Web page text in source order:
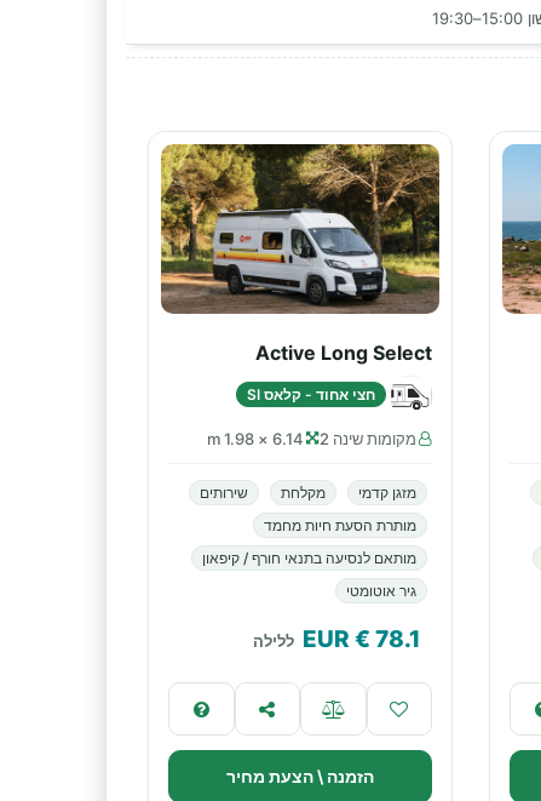
Active Long Select
חצי אחוד - קלאס SI
מקומות שינה 2 6.14 × 1.98 m
מזגן קדמי מקלחת
שירותים
מותרת הסעת חיות מחמד
מותאם לנסיעה בתנאי חורף / קיפאון
גיר אוטומטי
78.1
€ EUR ללילה
הזמנה \ הצעת מחיר